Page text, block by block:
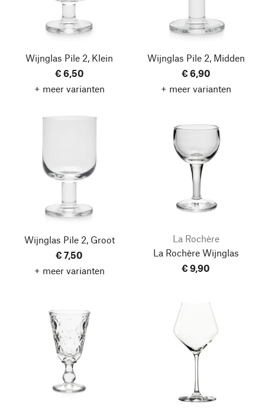
Wijnglas Pile 2, Klein
€ 6,50
+ meer varianten
Wijnglas Pile 2, Midden
€ 6,90
+ meer varianten
Wijnglas Pile 2, Groot
€ 7,50
+ meer varianten
La Rochère
La Rochère Wijnglas
€ 9,90